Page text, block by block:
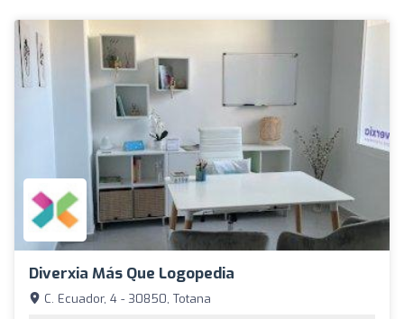
Diverxia Más Que Logopedia
C. Ecuador, 4 - 30850, Totana